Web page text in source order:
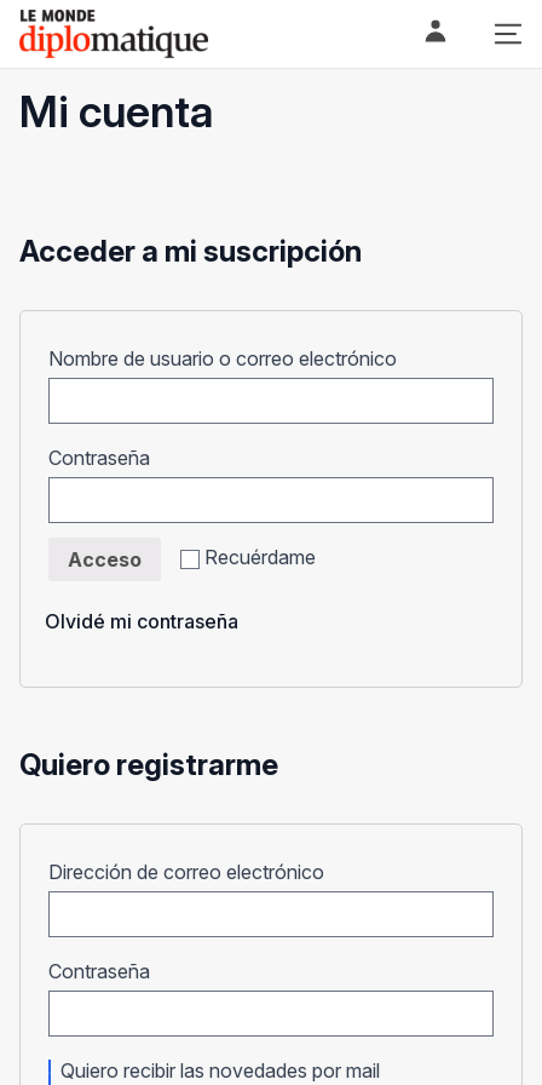
Skip
content
Le monde diplomatique
Mi cuenta
Acceder a mi suscripción
Nombre de usuario o correo electrónico
Contraseña
Recuérdame
Acceso
Olvidé mi contraseña
Quiero registrarme
Dirección de correo electrónico
Contraseña
Quiero recibir las novedades por mail